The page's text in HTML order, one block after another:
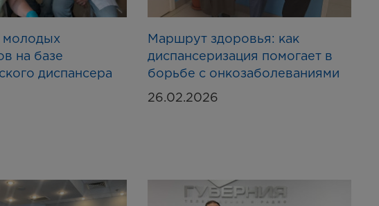
молодых
на базе
диспансера
Маршрут здоровья: как
диспансеризация помогает в
борьбе с онкозаболеваниями
26.02.2026